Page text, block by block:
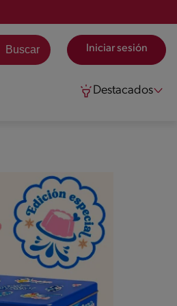
Iniciar sesión
Destacados